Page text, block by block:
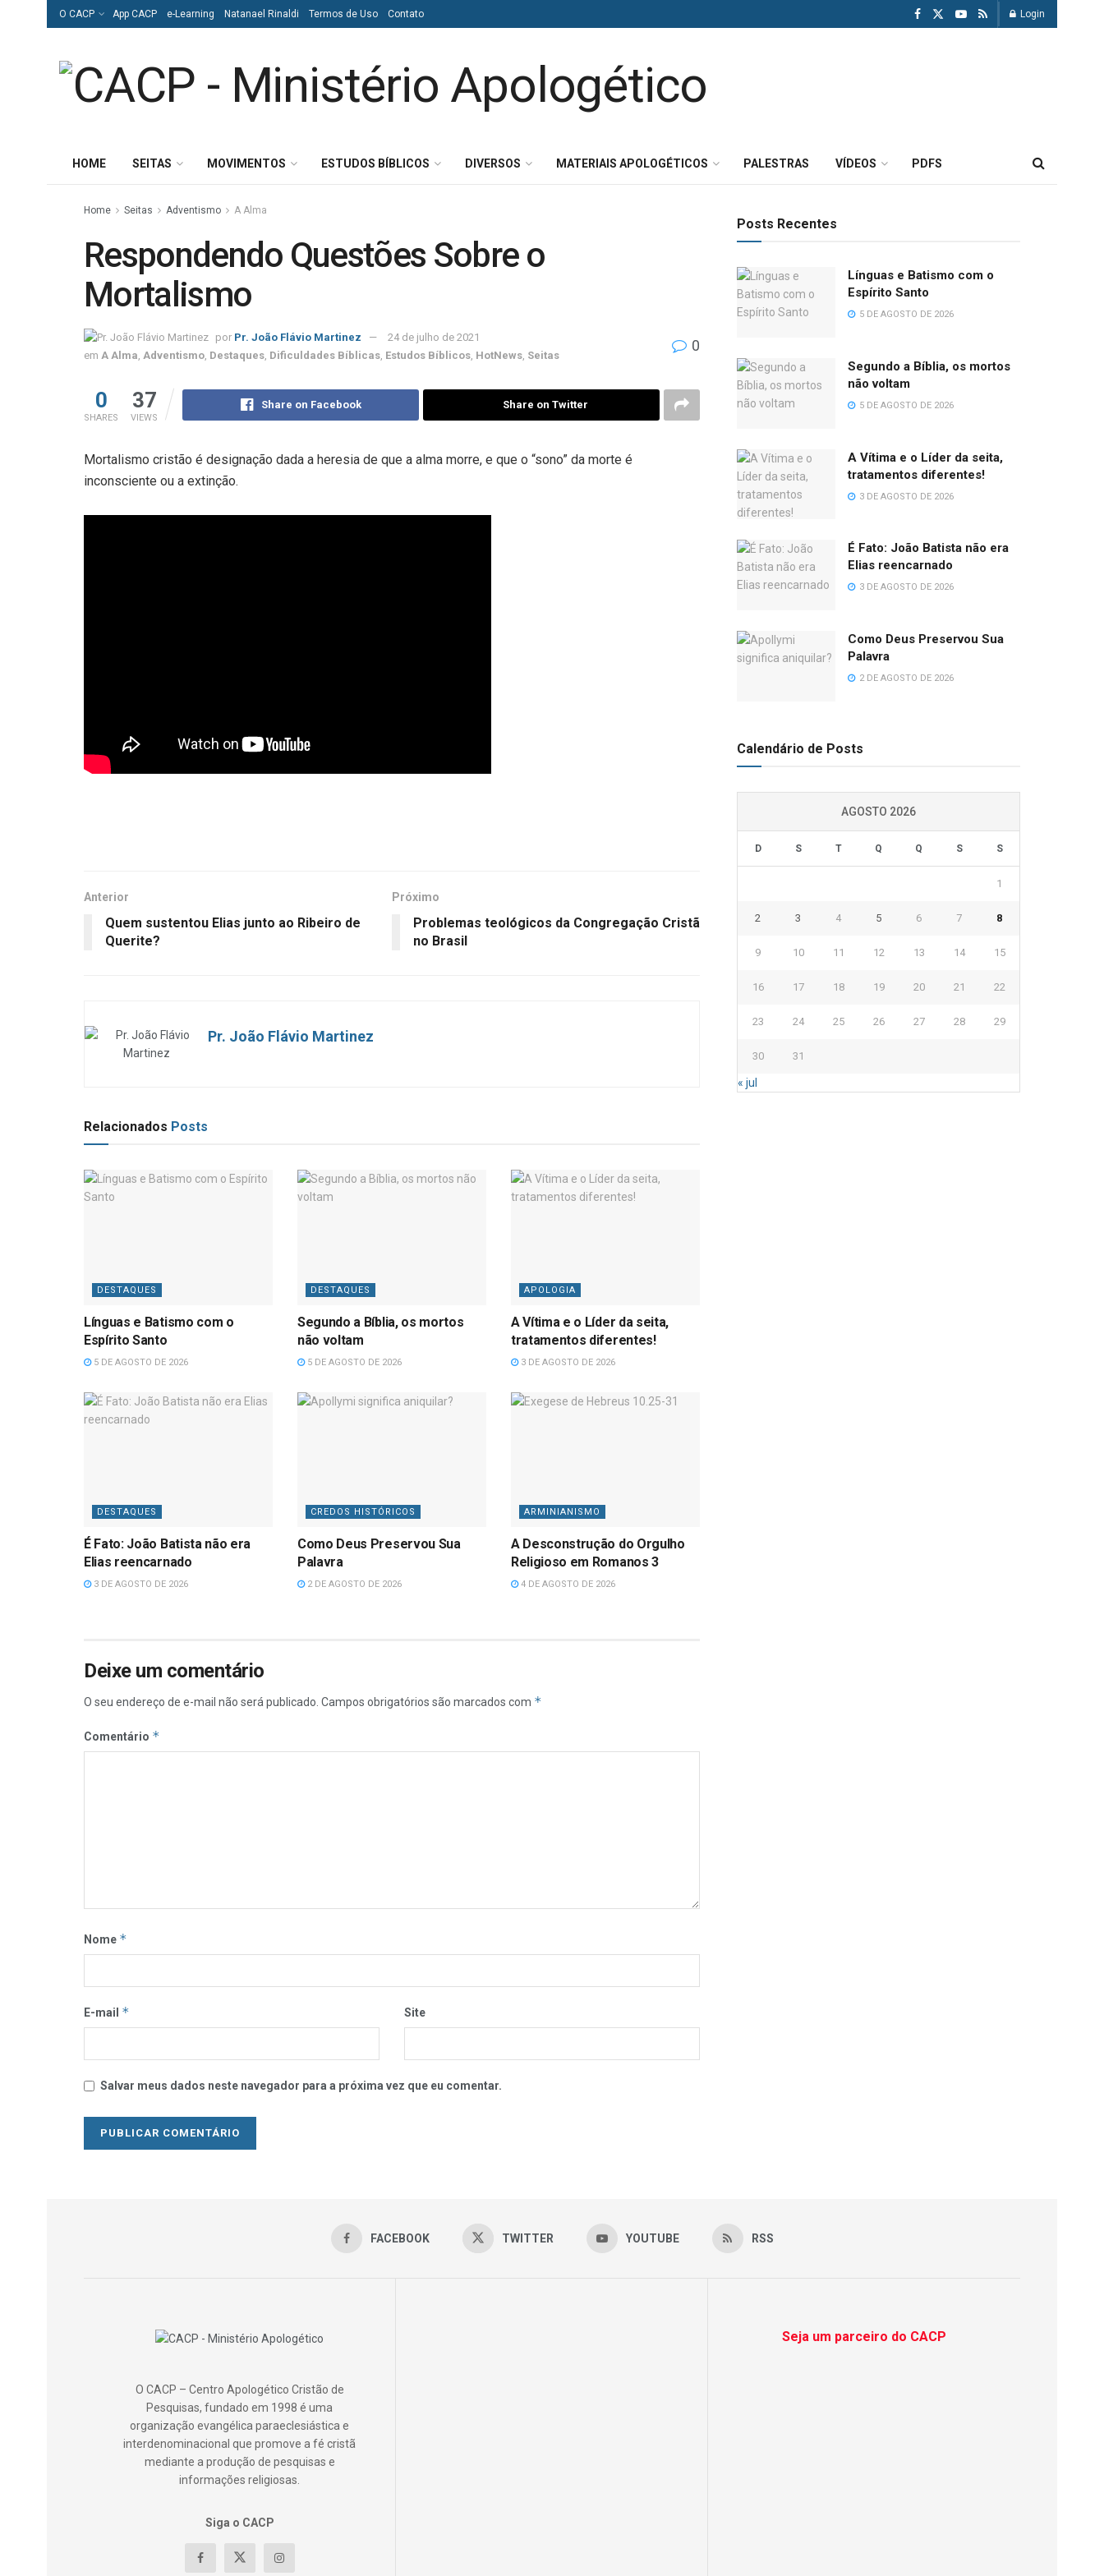
O CACP App CACP e-Learning Natanael Rinaldi Termos de Uso Contato Login
HOME SEITAS MOVIMENTOS ESTUDOS BÍBLICOS DIVERSOS MATERIAIS APOLOGÉTICOS PALESTRAS VÍDEOS PDFS
Home Seitas Adventismo A Alma
Respondendo Questões Sobre o
Mortalismo
por Pr. João Flávio Martinez
24 de julho de 2021
em A Alma, Adventismo, Destaques, Dificuldades Bíblicas, Estudos Bíblicos, HotNews, Seitas
0
0
SHARES
37
VIEWS
Share on Facebook Share on Twitter
Mortalismo cristão é designação dada a heresia de que a alma morre, e que o “sono” da morte é
inconsciente ou a extinção.
Anterior
Quem sustentou Elias junto ao Ribeiro de
Querite?
Próximo
Problemas teológicos da Congregação Cristã
no Brasil
Pr. João Flávio Martinez
Relacionados Posts
DESTAQUES
Línguas e Batismo com o
Espírito Santo
5 DE AGOSTO DE 2026
DESTAQUES
Segundo a Bíblia, os mortos
não voltam
5 DE AGOSTO DE 2026
APOLOGIA
A Vítima e o Líder da seita,
tratamentos diferentes!
3 DE AGOSTO DE 2026
DESTAQUES
É Fato: João Batista não era
Elias reencarnado
3 DE AGOSTO DE 2026
CREDOS HISTÓRICOS
Como Deus Preservou Sua
Palavra
2 DE AGOSTO DE 2026
ARMINIANISMO
A Desconstrução do Orgulho
Religioso em Romanos 3
4 DE AGOSTO DE 2026
Deixe um comentário
O seu endereço de e-mail não será publicado. Campos obrigatórios são marcados com *
Comentário *
Nome *
E-mail * Site
Salvar meus dados neste navegador para a próxima vez que eu comentar.
Posts Recentes
Línguas e Batismo com o
Espírito Santo
5 DE AGOSTO DE 2026
Segundo a Bíblia, os mortos
não voltam
5 DE AGOSTO DE 2026
A Vítima e o Líder da seita,
tratamentos diferentes!
3 DE AGOSTO DE 2026
É Fato: João Batista não era
Elias reencarnado
3 DE AGOSTO DE 2026
Como Deus Preservou Sua
Palavra
2 DE AGOSTO DE 2026
Calendário de Posts
AGOSTO 2026
D S T Q Q S S
1
2 3 4 5 6 7 8
9 10 11 12 13 14 15
16 17 18 19 20 21 22
23 24 25 26 27 28 29
30 31
« jul
FACEBOOK TWITTER YOUTUBE RSS
O CACP – Centro Apologético Cristão de
Pesquisas, fundado em 1998 é uma
organização evangélica paraeclesiástica e
interdenominacional que promove a fé cristã
mediante a produção de pesquisas e
informações religiosas.
Siga o CACP
Seja um parceiro do CACP